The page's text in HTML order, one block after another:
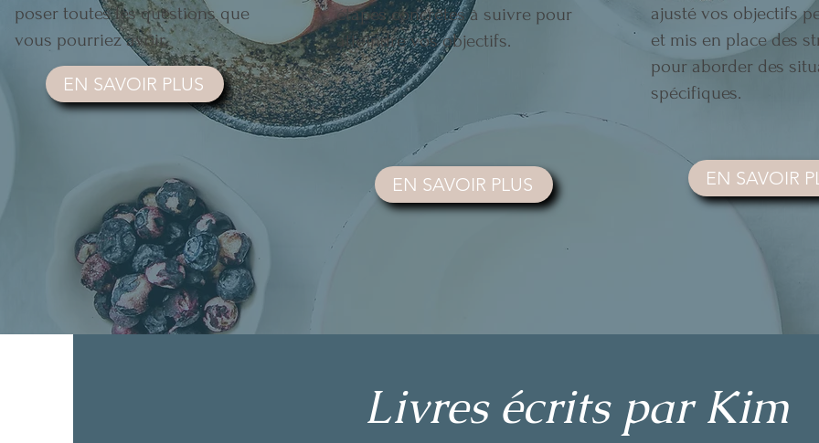
poser toutes les questions que
vous pourriez avoir.
EN SAVOIR PLUS
étapes concrètes à suivre pour
atteindre vos objectifs.
EN SAVOIR PLUS
ajusté vos objectifs
et mis en place des
pour aborder des
spécifiques.
EN SAVOIR
Livres écrits par Kim